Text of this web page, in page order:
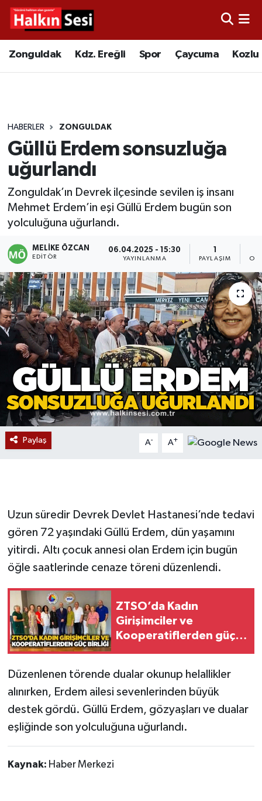
Zonguldak Kdz. Ereğli Spor Çaycuma Kozlu
HABERLER ZONGULDAK
Güllü Erdem sonsuzluğa
uğurlandı
Zonguldak’ın Devrek ilçesinde sevilen iş insanı
Mehmet Erdem’in eşi Güllü Erdem bugün son
yolculuğuna uğurlandı.
MELIKE ÖZCAN
EDITÖR
06.04.2025 - 15:30
YAYINLANMA
1
PAYLAŞIM
Paylaş A- A+
Uzun süredir Devrek Devlet Hastanesi’nde tedavi
gören 72 yaşındaki Güllü Erdem, dün yaşamını
yitirdi. Altı çocuk annesi olan Erdem için bugün
öğle saatlerinde cenaze töreni düzenlendi.
ZTSO’da Kadın
Girişimciler ve
Kooperatiflerden güç
Düzenlenen törende dualar okunup helallikler
alınırken, Erdem ailesi sevenlerinden büyük
destek gördü. Güllü Erdem, gözyaşları ve dualar
eşliğinde son yolculuğuna uğurlandı.
Kaynak: Haber Merkezi
Video
Çaycuma
Alaplı
Asayiş
Bartın
Karabük
Devrek
Bolu
ÇEVRE
BİLİM VE TEKNOLOJİ
DUNYA
Düzce
Gökçebey
İş ilanı
Kilimli
Kültür - Sanat
Politika
Resmi İlan
Merkez Hava Durumu
Tüm Manşetler
Son Dakika Haberleri
Haber Arşivi